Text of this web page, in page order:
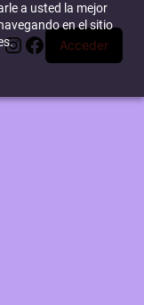
a usted la mejor
en el sitio
Instagram
Facebook
Acceder